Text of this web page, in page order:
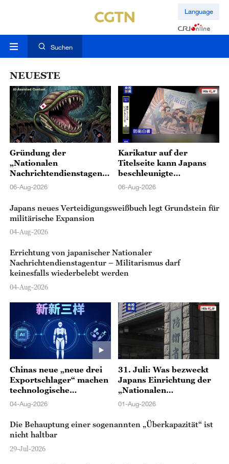
Language
Suchen
NEUESTE
Gründung der
„Nationalen
Nachrichtendienstagentu
r“ ist ein weiterer
gefährlicher Schritt
Japans zur
Wiederbelebung des
Militarismus
06-Aug-2026
Karikatur auf der
Titelseite kann Japans
beschleunigte
„Remilitarisierung“ nicht
verbergen
06-Aug-2026
Japans neues Verteidigungsweißbuch legt Grundstein für
militärische Expansion
04-Aug-2026
Errichtung von japanischer Nationaler
Nachrichtendienstagentur – Militarismus darf
keinesfalls wiederbelebt werden
04-Aug-2026
Chinas neue „neue drei
Exportschlager“ machen
technologische
Innovationen inklusiver
und breiter zugänglich
04-Aug-2026
31. Juli: Was bezweckt
Japans Einrichtung der
„Nationalen
Nachrichtenagentur“?
01-Aug-2026
Die Behauptung einer sogenannten „Überkapazität“ ist
nicht haltbar
29-Jul-2026